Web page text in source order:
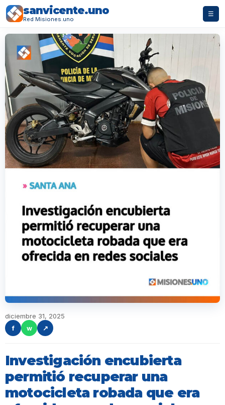
sanvicente.uno
Red Misiones.uno
☰
diciembre 31, 2025
f
w ↗
Investigación encubierta
permitió recuperar una
motocicleta robada que era